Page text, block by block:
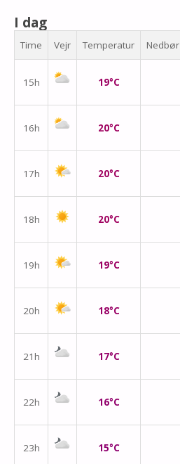
I dag
Time Vejr Temperatur Nedbør
15h 19°C
16h 20°C
17h 20°C
18h 20°C
19h 19°C
20h 18°C
21h 17°C
22h 16°C
23h 15°C